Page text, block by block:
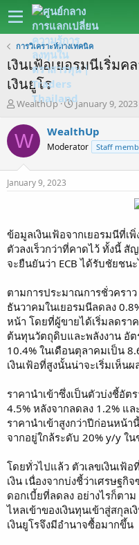
การวิเคราะห์ทางเทคนิค
เงินเฟ้อเยอรมนีเริ่ม
เงินยูโร
T
r
e
a
t
e
r
WealthUp
S
a
t
January 9, 2023
W WealthUp
Moderator Staff
January 9, 2023
ข้อมูลเงินเฟ้อจากเยอรมนีที่เ
ตัวลงเร็วกว่าที่คาดไว้ ทั้งนี้
จะยืนยันว่า ECB ได้รับชัยชน
ตามการประมาณการชั่วครา
ธันวาคมในเยอรมนีลดลง
หน้า โดยที่ผู้ขายได้เริ่มลดรา
ต้นทุนวัตถุดิบและพลังงาน อัต
10.4% ในเดือนตุลาคมเป็น
เงินเฟ้อที่สูงนั้นน่าจะเริ่มเห็น
ราคานำเข้าซึ่งเป็นตัวบ่งชี้อัต
4.5% หลังจากลดลง 1.2% แ
ราคานำเข้าสูงกว่าปีก่อนหน้
จากอยู่ใกล้ระดับ 20% y/y ใ
โดยทั่วไปแล้ว ตัวเลขเงินเฟ้
เงิน เนื่องจากบ่งชี้ว่าเศรษฐ
ดอกเบี้ยที่ลดลง อย่างไรก็ต
ไหลเข้าของเงินทุนเข้าสู่สกุลเ
เงินยูโรจึงมีอำนาจซื้อมากขึ้น